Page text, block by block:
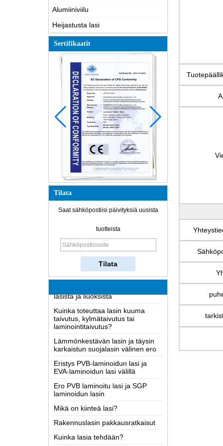
Alumiiniviilu
Heijastusta lasi
Sertifikaatit
Tilata
Saat sähköpostiisi päivityksiä uusista
tuotteista
Kuinka lasia tehdään?
Miten kaksisuuntainen peili toimii?
Kattavin Tietoa LOW-E lasi
Mahdolliset syyt laminoidusta
lasista ja liuoksista
Kuinka toteuttaa lasin kuuma
laminointitaivutus?
Lämmönkestävän lasin ja täysin
Eristys PVB-laminoidun lasi ja
Ero PVB laminoitu lasi ja SGP
Mikä on kiinteä lasi?
Rakennuslasin pakkausratkaisut
Kuinka lasia tehdään?
Miten kaksisuuntainen peili toimii?